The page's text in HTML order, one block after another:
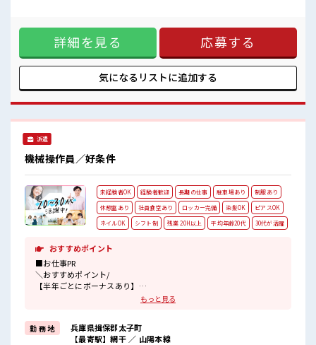
ロッカー/休憩室あり♪
コンビニ・スーパーなどがあるので便利♪ 赴任時の交通費の
支給もあります◎ 【半年ごとにボーナスあり】 ボーナスがあ
るから頑張れる！ 初回は...スタートから6ヶ月後に『 6 万 円
』！ その後は...なんと「半年ごと」に 『 1 2 万 円 』 ⇒最初の
「1年目」は『 最大1 8 万 円 』のボーナスが貰えます☆ ■職
場の雰囲気 【大手企業×長期就業】 キレイな職場☆ 空調完備
コンビニもあるのでお昼ご飯に困りません◎ 駐車場完備⇒マ
イカー通勤OK！ ロッカー/休憩室あり♪ #ryo
詳細を見る 応募する
気になるリストに追加する
派遣
機械操作員／好条件
未経験者OK 経験者歓迎 長期の仕事 駐車場あり
制服あり
休憩室あり
社員食堂あり ロッカー完備 染髪OK
ピアスOK
ネイルOK
シフト制 残業 20H以上 平均年齢20代 30代が活躍
おすすめポイント
■お仕事PR
＼おすすめポイント/
【半年ごとにボーナスあり】
ボーナスがあるから頑張れる！
その後は...なんと「半年ごと」に 『 1 2 万 円 』
⇒最初の「1年目」は『 最大1 8 万 円 』のボーナスが貰えます☆
もっと見る
勤 務 地
兵庫県揖保郡太子町
【最寄駅】網干 ／ 山陽本線